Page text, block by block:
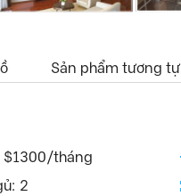
Sản phẩm tương tự
$1300/tháng
2